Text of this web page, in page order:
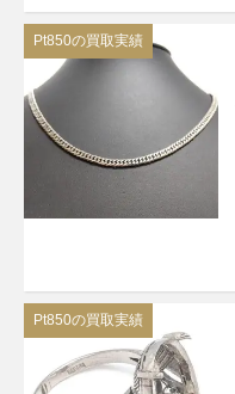
Pt850の買取実績
Pt850の買取実績